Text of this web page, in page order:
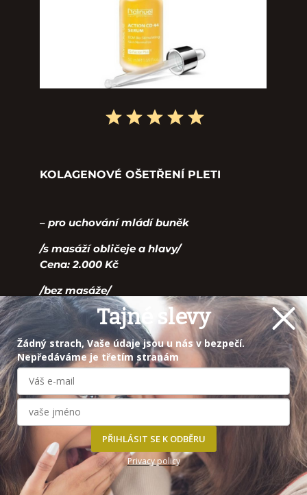
KOLAGENOVÉ OŠETŘENÍ PLETI
– pro uchování mládí buněk
/s masáží obličeje a hlavy/
Cena: 2.000 Kč
/bez masáže/
Cena: 1.800 Kč
Specifické ošetření nejnovějším postupem
za použití kyseliny hyaluronové, při které
Ošetření je obzvláště vhodné pro pleť 38-45
let, kdy dochází z mnoha důvodů k
ochabnutí podkoží a produkce cenných
látek, které ovlivňují elasticitu, hutnost a
pružnost kůže. Dochází také zvýšeně ke
ztrátě kolagenu III, jehož udržení je zásadní
Tajné slevy
Žádný strach, Vaše údaje jsou u nás v bezpečí.
Nepředáváme je třetím stranám
PŘIHLÁSIT SE K ODBĚRU
Privacy policy